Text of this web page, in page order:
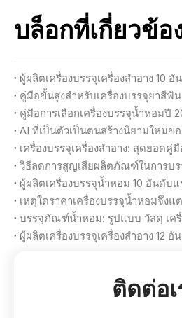
บล็อกที่เกี่ยวข้อ
ผู้ผลิตเครื่องบรรจุเครื่องสำอาง 10
คู่มือขั้นสูงสำหรับเครื่องบรรจุยาสีฟั
เครื่องบรรจุเครื่องสำอาง: สุดยอดคู่มื
วิธีลดการสูญเสียผลิตภัณฑ์ในการบร
ผู้ผลิตเครื่องบรรจุน้ำหอม 10 อันดับ
เหตุใดราคาเครื่องบรรจุน้ำหอมจึงแ
ผู้ผลิตเครื่องบรรจุเครื่องสำอาง 12
ติดต่อเ